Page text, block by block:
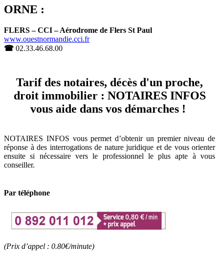
ORNE :
FLERS – CCI – Aérodrome de Flers St Paul
www.ouestnormandie.cci.fr
☎ 02.33.46.68.00
Tarif des notaires, décès d'un proche,
droit immobilier : NOTAIRES INFOS
vous aide dans vos démarches !
NOTAIRES INFOS vous permet d’obtenir un premier niveau de
réponse à des interrogations de nature juridique et de vous orienter
ensuite si nécessaire vers le professionnel le plus apte à vous
conseiller.
Par téléphone
(Prix d’appel : 0.80€/minute)